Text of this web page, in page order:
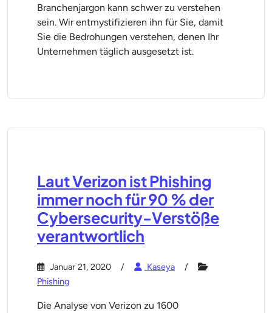
Branchenjargon kann schwer zu verstehen
sein. Wir entmystifizieren ihn für Sie, damit
Sie die Bedrohungen verstehen, denen Ihr
Unternehmen täglich ausgesetzt ist.
Laut Verizon ist Phishing
immer noch für 90 % der
Cybersecurity-Verstöße
verantwortlich
Januar 21, 2020
Kaseya
Phishing
Die Analyse von Verizon zu 1600